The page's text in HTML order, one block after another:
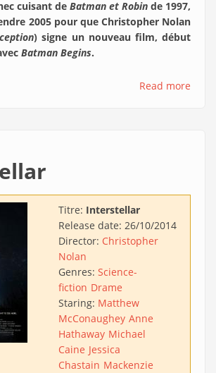
cuisant de Batman et Robin de 1997,
2005 pour que Christopher Nolan
) signe un nouveau film, début
Batman Begins.
Read more
Titre: Interstellar
Release date: 26/10/2014
Director: Christopher
Nolan
Genres: Science-
fiction Drame
Staring: Matthew
McConaughey Anne
Hathaway Michael
Caine Jessica
Chastain Mackenzie